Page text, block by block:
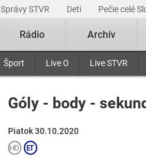
Správy STVR Deti Pečie celé
Šport Live O Live STVR
Rádio Archív
Góly - body -
Piatok 30.10.2020